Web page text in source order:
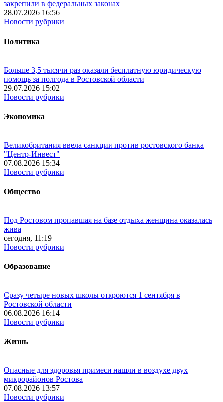
закрепили в федеральных законах
28.07.2026 16:56
Новости рубрики
Политика
Больше 3,5 тысячи раз оказали бесплатную юридическую
помощь за полгода в Ростовской области
29.07.2026 15:02
Новости рубрики
Экономика
Великобритания ввела санкции против ростовского банка
"Центр-Инвест"
07.08.2026 15:34
Новости рубрики
Общество
Под Ростовом пропавшая на базе отдыха женщина оказалась
жива
сегодня, 11:19
Новости рубрики
Образование
Сразу четыре новых школы откроются 1 сентября в
Ростовской области
06.08.2026 16:14
Новости рубрики
Жизнь
Опасные для здоровья примеси нашли в воздухе двух
микрорайонов Ростова
07.08.2026 13:57
Новости рубрики